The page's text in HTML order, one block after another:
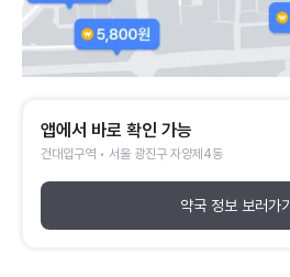
앱에서 바로 확인 가능
건대입구역 • 서울 광진구 자양제4동
약국 정보 보러가기